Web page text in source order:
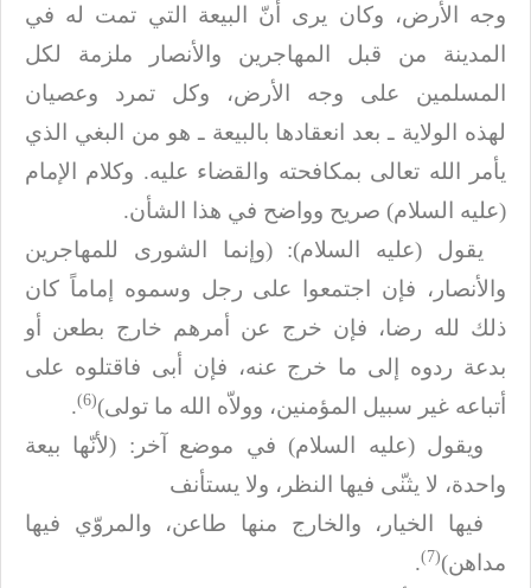
وجه الأرض، وكان يرى أنّ البيعة التي تمت له في
المدينة من قبل
المهاجرين والأنصار ملزمة لكل
المسلمين على وجه الأرض، وكل تمرد وعصيان
لهذه الولاية ـ بعد انعقادها بالبيعة ـ هو من البغي الذي
يأمر الله تعالى بمكافحته والقضاء عليه. وكلام الإمام
(عليه السلام) صريح وواضح في هذا الشأن.
يقول (عليه السلام): (وإنما الشورى للمهاجرين
والأنصار، فإن اجتمعوا على رجل وسموه إماماً كان
ذلك لله رضا، فإن خرج عن أمرهم خارج بطعن أو
بدعة ردوه إلى ما خرج عنه، فإن أبى فاقتلوه على
أتباعه غير سبيل المؤمنين، وولاّه الله ما تولى)(6)
.
ويقول (عليه السلام) في موضع آخر: (لأنّها بيعة
واحدة، لا يثنى فيها النظر، ولا يستأنف
فيها الخيار، والخارج منها طاعن، والمروّي فيها
مداهن)(7)
.